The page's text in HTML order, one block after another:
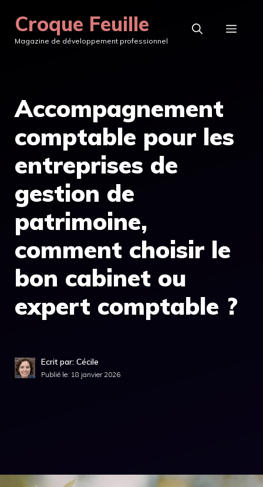
contenu
Croque Feuille
Magazine de développement professionnel
Accompagnement
comptable pour les
entreprises de
gestion de
patrimoine,
comment choisir le
bon cabinet ou
expert comptable ?
Ecrit par: Cécile
Publié le: 18 janvier 2026